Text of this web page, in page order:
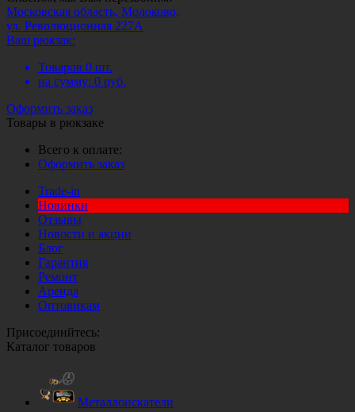
Московская область, Молоково,
ул. Революционная 227А
Ваш рюкзак:
Товаров 0 шт.
на сумму: 0 руб.
Оформить заказ
Товары в рюкзаке
Всего к оплате:
Оформить заказ
Trade-in
Новинки
Отзывы
Новости и акции
Блог
Гарантия
Ремонт
Аренда
Оптовикам
Присоединйтесь:
Каталог товаров
Металлоискатели